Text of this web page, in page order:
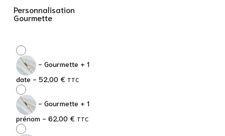
Personnalisation
Gourmette
- Gourmette + 1
date - 52,00 € TTC
- Gourmette + 1
prénom - 62,00 € TTC